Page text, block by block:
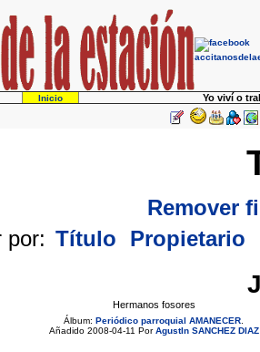
Inicio Yo viví o
Remover
por: Título Propietario
Hermanos fosores
Álbum: Periódico parroquial AMANECER
Añadido 2008-04-11 PorAgustIn SANCHEZ DIAZ